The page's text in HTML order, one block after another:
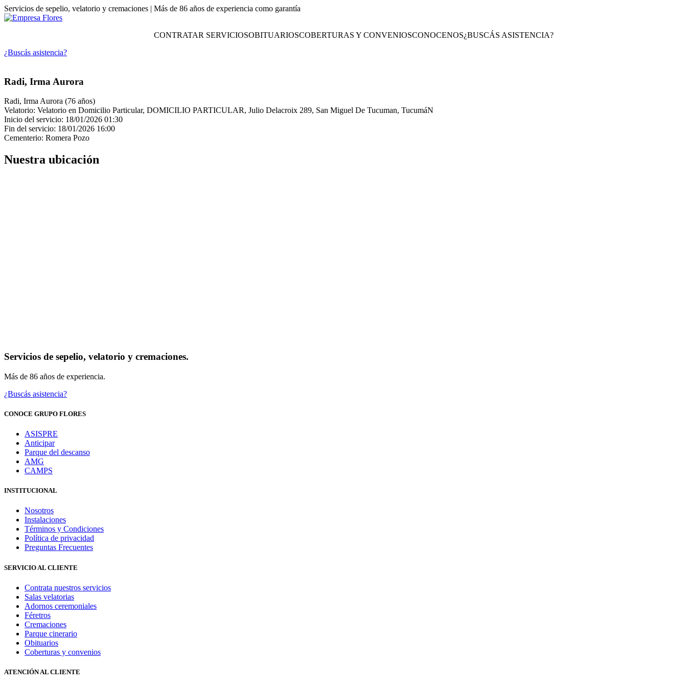
Servicios de sepelio, velatorio y cremaciones | Más de 86 años de experiencia como garantía
CONTRATAR SERVICIOSOBITUARIOSCOBERTURAS Y CONVENIOSCONOCENOS¿BUSCÁS ASISTENCIA?
¿Buscás asistencia?
Radi, Irma Aurora
Radi, Irma Aurora (76 años)
Velatorio: Velatorio en Domicilio Particular, DOMICILIO PARTICULAR, Julio Delacroix 289, San Miguel De Tucuman, TucumáN
Inicio del servicio: 18/01/2026 01:30
Fin del servicio: 18/01/2026 16:00
Cementerio: Romera Pozo
Nuestra ubicación
Servicios de sepelio, velatorio y cremaciones.
Más de 86 años de experiencia.
¿Buscás asistencia?
CONOCE GRUPO FLORES
ASISPRE
Anticipar
Parque del descanso
AMG
CAMPS
INSTITUCIONAL
Nosotros
Instalaciones
Términos y Condiciones
Política de privacidad
Preguntas Frecuentes
SERVICIO AL CLIENTE
Contrata nuestros servicios
Salas velatorias
Adornos ceremoniales
Féretros
Cremaciones
Parque cinerario
Obituarios
Coberturas y convenios
ATENCIÓN AL CLIENTE